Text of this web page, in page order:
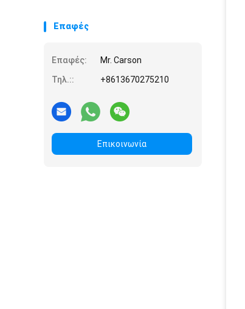
Επαφές
Επαφές:
Mr. Carson
Τηλ.::
+8613670275210
Επικοινωνία